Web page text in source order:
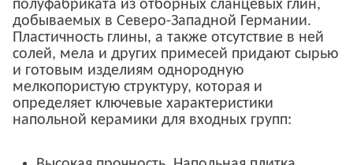
полуфабриката из отборных сланцевых глин,
добываемых в Северо-Западной Германии.
Пластичность глины, а также отсутствие в ней
солей, мела и других примесей придают сырью
и готовым изделиям однородную
мелкопористую структуру, которая и
определяет ключевые характеристики
напольной керамики для входных групп: